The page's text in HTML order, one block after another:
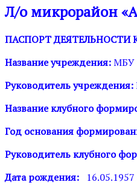
Л/о микрорайон
ПАСПОРТ
Название учреждения:МБУ
Руководитель учреждения:
Название клубного
Год основания
Руководитель клубного
Дата рождения:
16.05.1957